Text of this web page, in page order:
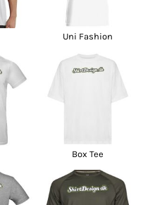
Uni Fashion
Box Tee